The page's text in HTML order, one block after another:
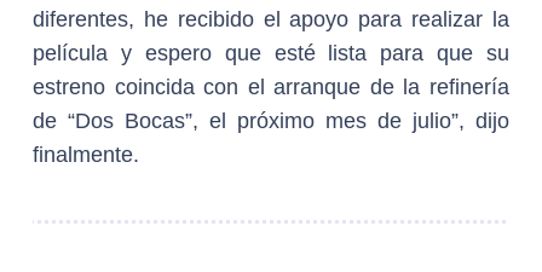
diferentes, he recibido el apoyo para realizar la
película y espero que esté lista para que su
estreno coincida con el arranque de la refinería
de “Dos Bocas”, el próximo mes de julio”, dijo
finalmente.